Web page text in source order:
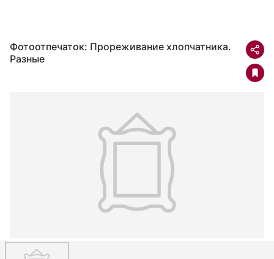
Фотоотпечаток: Прореживание хлопчатника.
Разные